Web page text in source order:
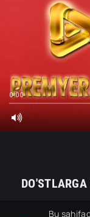
0:00
Bu